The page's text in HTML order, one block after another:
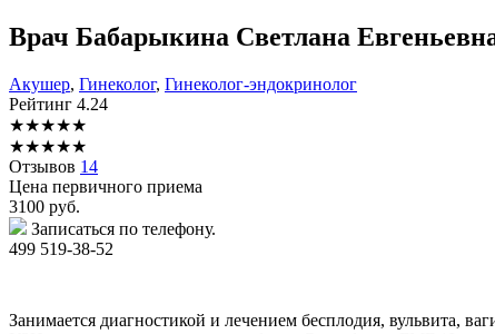
Врач Бабарыкина Светлана
Акушер, Гинеколог, Гинеколог-эндокринолог
Рейтинг 4.24
★★★★★
★★★★★
Отзывов 14
Цена первичного приема
3100 руб.
Записаться по телефону.
499 519-38-52
Занимается диагностикой и лечением бесплодия, вульвита,